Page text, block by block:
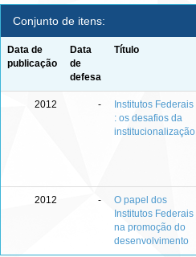
Conjunto de itens:
Data de
publicação
Data
de
defesa
Título
2012 -
Institutos Federais
: os desafios da
institucionalização
2012 -
O papel dos
Institutos Federais
na promoção do
desenvolvimento